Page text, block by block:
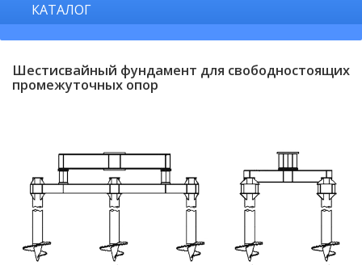
Шестисвайный фундамент для свободностоящих
промежуточных опор
КАТАЛОГ